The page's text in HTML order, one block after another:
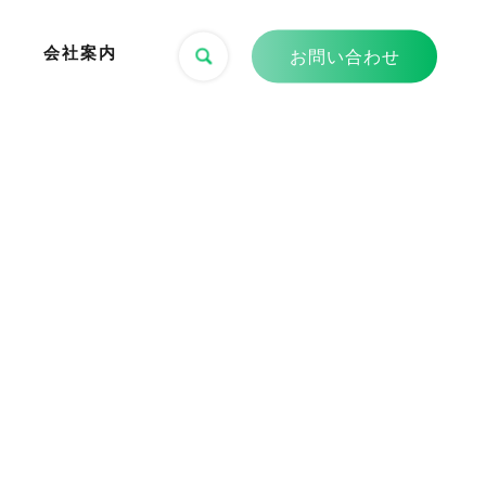
会社案内 お問い合わせ